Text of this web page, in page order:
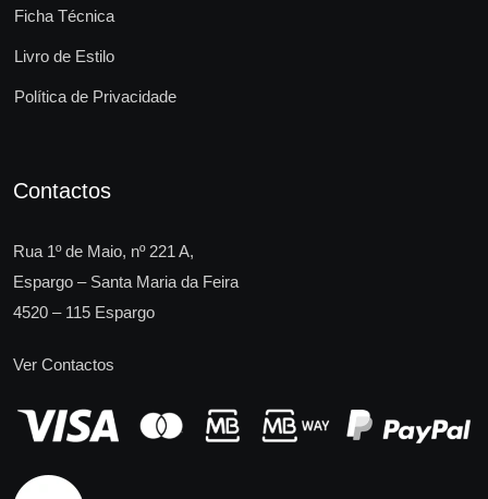
Ficha Técnica
Livro de Estilo
Política de Privacidade
Contactos
Rua 1º de Maio, nº 221 A,
Espargo – Santa Maria da Feira
4520 – 115 Espargo
Ver Contactos